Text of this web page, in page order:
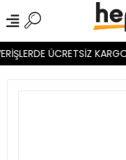
ÜCRETSİZ KARGO!